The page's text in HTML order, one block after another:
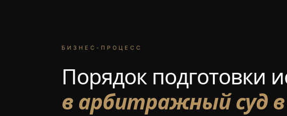
БИЗНЕС-ПРОЦЕСС
Порядок подготовки
в арбитражный суд